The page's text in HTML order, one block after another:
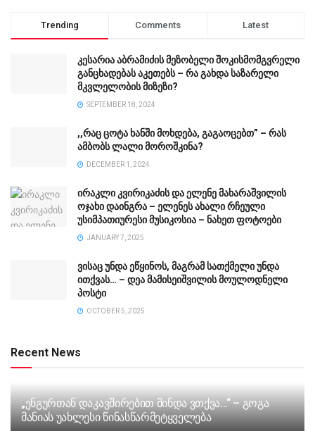
Trending Comments Latest
კესარია აბრამიძის მეზობელი შოკისმომგვრელი
განცხადებას აკეთებს – რა გახდა საზარელი
მკვლელობის მიზეზი?
SEPTEMBER 18, 2024
,,რაც ცოტა ხანში მოხდება, გაგაოცებთ” – რას
ამბობს ლალი მოროშკინა?
DECEMBER 1, 2024
ირაკლი კვირიკაძის და ელენე მახარაშვილის
ოჯახი დაინგრა – ელენეს ახალი რჩეული
უსიმპათიურესი მუსიკოსია – ნახეთ ფოტოები
JANUARY 7, 2025
ვისაც უნდა ეწყინოს, მაგრამ სათქმელი უნდა
ითქვას… – დეა მამისეიშვილის მოულოდნელი
პოსტი
OCTOBER 5, 2025
Recent News
„ენგურთან დაკავშირებით მინდა ვთქვა…“ – გოგა
მანიას უახლესი წინასწარმეტყველება